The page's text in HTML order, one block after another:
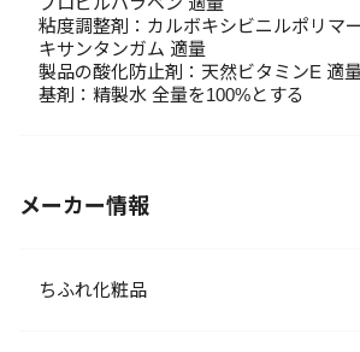
粘度調整剤：カルボキシビニルポリマ
キサンタンガム 適量
製品の酸化防止剤：天然ビタミンE 適
基剤：精製水 全量を100%とする
メーカー情報
ちふれ化粧品